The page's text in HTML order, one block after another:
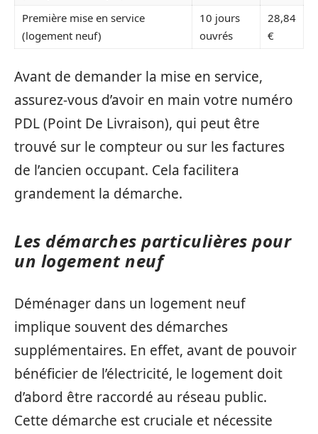
Première mise en service
(logement neuf)
10 jours
ouvrés
28,84
€
Avant de demander la mise en service,
assurez-vous d’avoir en main votre numéro
PDL (Point De Livraison), qui peut être
trouvé sur le compteur ou sur les factures
de l’ancien occupant. Cela facilitera
grandement la démarche.
Les démarches particulières pour
un logement neuf
Déménager dans un logement neuf
implique souvent des démarches
supplémentaires. En effet, avant de pouvoir
bénéficier de l’électricité, le logement doit
d’abord être raccordé au réseau public.
Cette démarche est cruciale et nécessite